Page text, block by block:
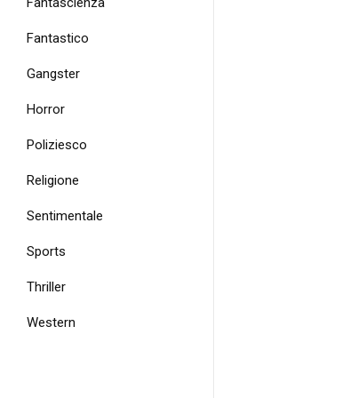
Fantastico
Gangster
Horror
Poliziesco
Religione
Sentimentale
Sports
Thriller
Western